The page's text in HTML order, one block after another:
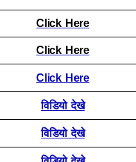
Click Here
Click Here
Click Here
विडियो देखे
विडियो देखे